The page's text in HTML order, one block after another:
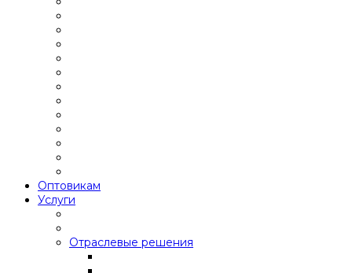
Оптовикам
Услуги
Отраслевые решения